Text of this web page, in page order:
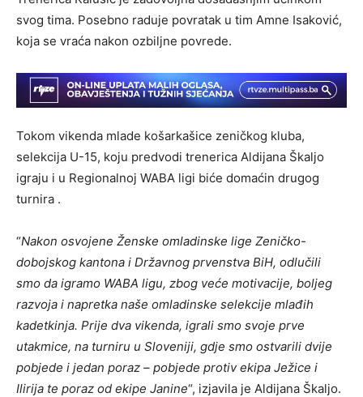
svog tima. Posebno raduje povratak u tim Amne Isaković,
koja se vraća nakon ozbiljne povrede.
Tokom vikenda mlade košarkašice zeničkog kluba,
selekcija U-15, koju predvodi trenerica Aldijana Škaljo
igraju i u Regionalnoj WABA ligi biće domaćin drugog
turnira .
“Nakon osvojene Ženske omladinske lige Zeničko-
dobojskog kantona i Državnog prvenstva BiH, odlučili
smo da igramo WABA ligu, zbog veće motivacije, boljeg
razvoja i napretka naše omladinske selekcije mlađih
kadetkinja. Prije dva vikenda, igrali smo svoje prve
utakmice, na turniru u Sloveniji, gdje smo ostvarili dvije
pobjede i jedan poraz – pobjede protiv ekipa Ježice i
Ilirija te poraz od ekipe Janine“, izjavila je Aldijana Škaljo.